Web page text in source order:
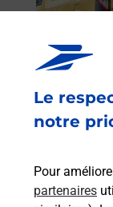
Le
notre
Pour
partenaires
Envoyer un
Vous
VALLEIRY
En savoir